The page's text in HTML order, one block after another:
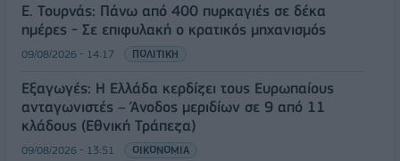
Ε. Τουρνάς: Πάνω από 400 πυρκαγιές σε δέκα
ημέρες - Σε επιφυλακή ο κρατικός μηχανισμός
09/08/2026 - 14:17 ΠΟΛΙΤΙΚΗ
Εξαγωγές: Η Ελλάδα κερδίζει τους Ευρωπαίους
ανταγωνιστές – Άνοδος μεριδίων σε 9 από 11
κλάδους (Εθνική Τράπεζα)
09/08/2026 - 13:51 ΟΙΚΟΝΟΜΙΑ